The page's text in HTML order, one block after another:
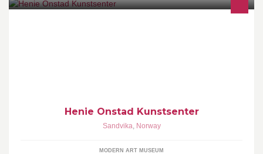
Henie Onstad Kunstsenter
Sandvika, Norway
MODERN ART MUSEUM